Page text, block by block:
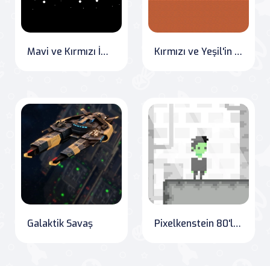
Mavi ve Kırmızı İmpostör Kırmızı ve Yeşil'in Şeker Macerası
Galaktik Savaş Pixelkenstein 80'ler Zamanı